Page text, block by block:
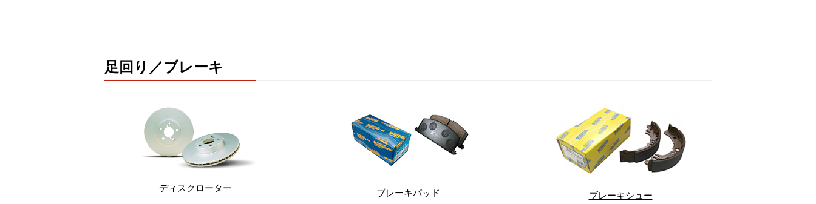
足回り／ブレーキ
ディスクローター ブレーキパッド ブレーキシュー